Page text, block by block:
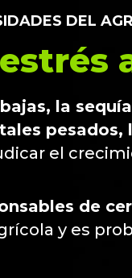
DEL
la
el
de
y es